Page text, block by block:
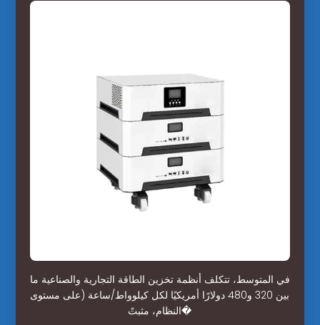
في المتوسط، تتكلف أنظمة تخزين الطاقة التجارية والصناعية ما
بين 320 و480 دولارًا أمريكيًا لكل كيلوواط/ساعة (على مستوى
النظام، مثبتً�